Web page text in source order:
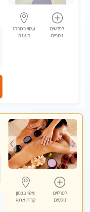
לפרטים
נוספים
עיסוי במרכז
רעננה
לפרטים
נוספים
עיסוי בצפון
קרית אתא